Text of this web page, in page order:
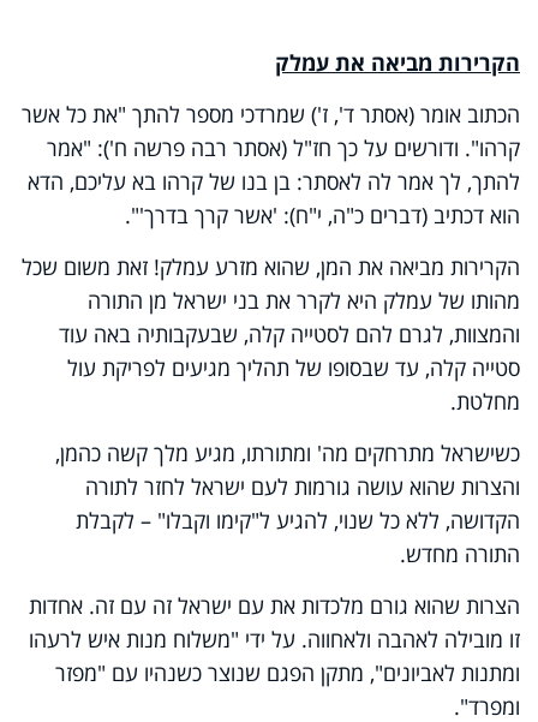
הקרירות מביאה את עמלק
הכתוב אומר (אסתר ד', ז') שמרדכי מספר להתך "את כל אשר
קרהו". ודורשים על כך חז"ל (אסתר רבה פרשה ח'): "אמר
להתך, לך אמר לה לאסתר: בן בנו של קרהו בא עליכם, הדא
הוא דכתיב (דברים כ"ה, י"ח): 'אשר קרך בדרך'".
הקרירות מביאה את המן, שהוא מזרע עמלק! זאת משום שכל
מהותו של עמלק היא לקרר את בני ישראל מן התורה
והמצוות, לגרם להם לסטייה קלה, שבעקבותיה באה עוד
סטייה קלה, עד שבסופו של תהליך מגיעים לפריקת עול
מחלטת.
כשישראל מתרחקים מה' ומתורתו, מגיע מלך קשה כהמן,
והצרות שהוא עושה גורמות לעם ישראל לחזר לתורה
הקדושה, ללא כל שנוי, להגיע ל"קימו וקבלו" – לקבלת
התורה מחדש.
הצרות שהוא גורם מלכדות את עם ישראל זה עם זה. אחדות
זו מובילה לאהבה ולאחווה. על ידי "משלוח מנות איש לרעהו
ומתנות לאביונים", מתקן הפגם שנוצר כשנהיו עם "מפזר
ומפרד".